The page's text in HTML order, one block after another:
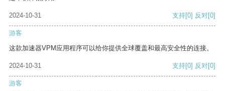
2024-10-31 支持[0] 反对[0]
游客
这款加速器VPM应用程序可以给你提供全球覆盖和最高安全性的连接。
2024-10-31 支持[0] 反对[0]
游客